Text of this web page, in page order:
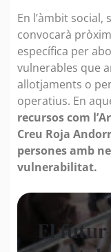
En l’àmbit social,
convocarà
específica per
vulnerables que
allotjaments o
operatius. En
recursos com
Creu Roja
persones amb
vulnerabilitat.
El